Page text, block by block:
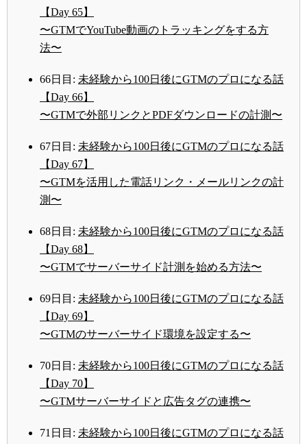
【Day 65】
〜GTMでYouTube動画のトラッキングをする方
法〜
66日目: 未経験から100日後にGTMのプロになる話
【Day 66】
〜GTMで外部リンクとPDFダウンロードの計測〜
67日目: 未経験から100日後にGTMのプロになる話
【Day 67】
〜GTMを活用した電話リンク・メールリンクの計
測〜
68日目: 未経験から100日後にGTMのプロになる話
【Day 68】
〜GTMでサーバーサイド計測を始める方法〜
69日目: 未経験から100日後にGTMのプロになる話
【Day 69】
〜GTMのサーバーサイド環境を設定する〜
70日目: 未経験から100日後にGTMのプロになる話
【Day 70】
〜GTMサーバーサイドと広告タグの連携〜
71日目: 未経験から100日後にGTMのプロになる話